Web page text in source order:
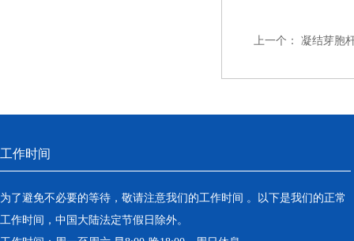
上一个： 凝结芽胞
工作时间
为了避免不必要的等待，敬请注意我们的工作时间 。以下是我们的正常
工作时间，中国大陆法定节假日除外。